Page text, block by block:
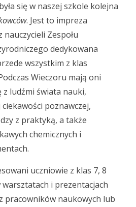
się w naszej szkole kolejna
. Jest to impreza
Zespołu
dedykowana
wszystkim z klas
Wieczoru mają oni
ludźmi świata nauki,
poznawczej,
z praktyką, a także
chemicznych i
uczniowie z klas 7, 8
warsztatach i prezentacjach
pracowników naukowych lub